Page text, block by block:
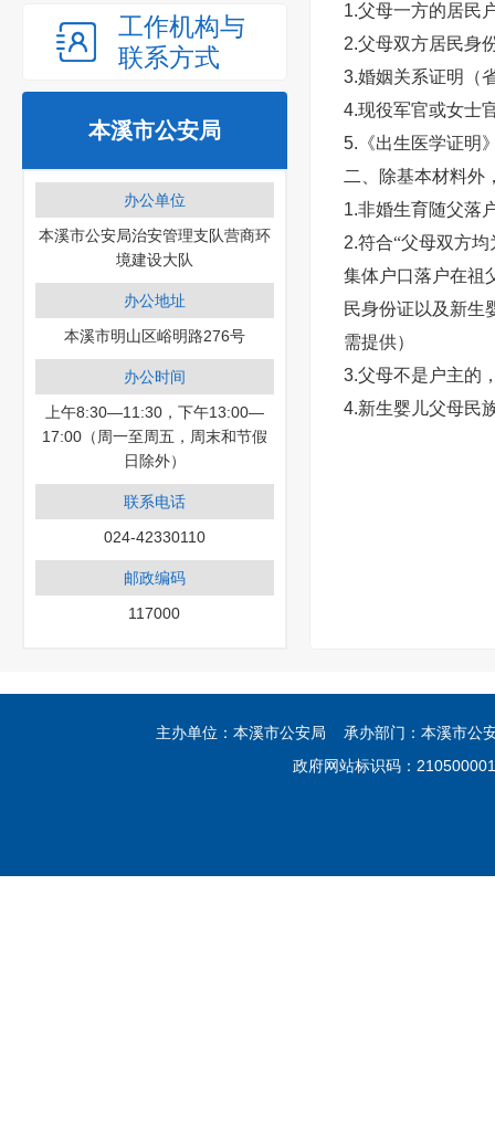
工作机构与
联系方式
本溪市公安局
办公单位
本溪市公安局治安管理支队营商环
境建设大队
办公地址
本溪市明山区峪明路276号
办公时间
上午8:30—11:30，下午13:00—
17:00（周一至周五，周末和节假
日除外）
联系电话
024-42330110
邮政编码
117000
1.父母一方的居民
2.父母双方居民身
3.婚姻关系证明（
4.现役军官或女士
5. 《出生医学证明
二、除基本材料外
1.非婚生育随父落
2.符合“父母双方
集体户口落户在祖
民身份证以及新生
需提供）
3.父母不是户主的
4.新生婴儿父母民
主办单位：本溪市公安局 承办部门：本溪市
政府网站标识码：